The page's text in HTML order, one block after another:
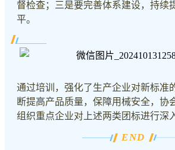
督检查；三是要完善体系建设，持续
平。
通过培训，强化了生产企业对新标准
断提高产品质量，保障用械安全，协
组织重点企业对上述两类团标进行深
END